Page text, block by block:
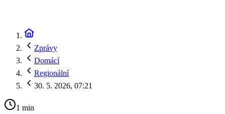
Zprávy
Domácí
Regionální
30. 5. 2026, 07:21
1 min